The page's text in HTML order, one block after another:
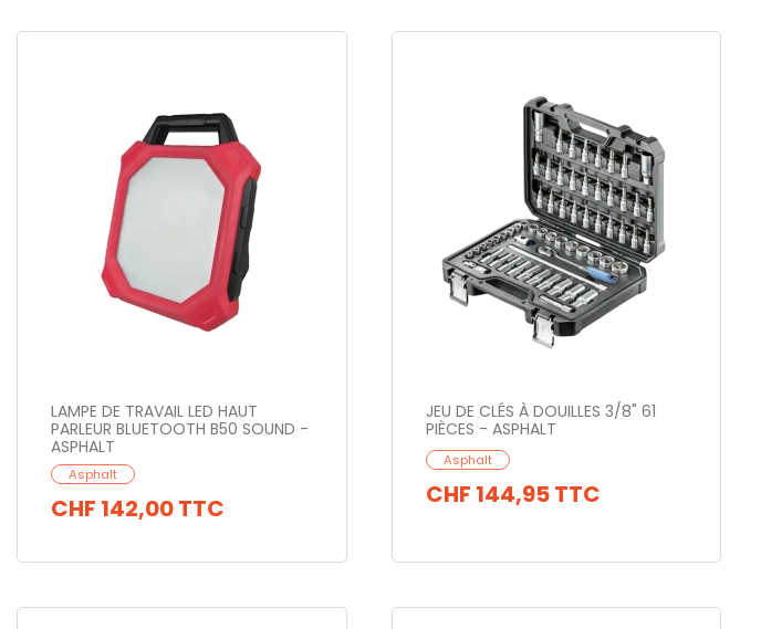
LAMPE DE TRAVAIL LED HAUT
PARLEUR BLUETOOTH B50 SOUND -
ASPHALT
Asphalt
CHF 142,00TTC
JEU DE CLÉS À DOUILLES 3/8" 61
PIÈCES - ASPHALT
Asphalt
CHF 144,95TTC